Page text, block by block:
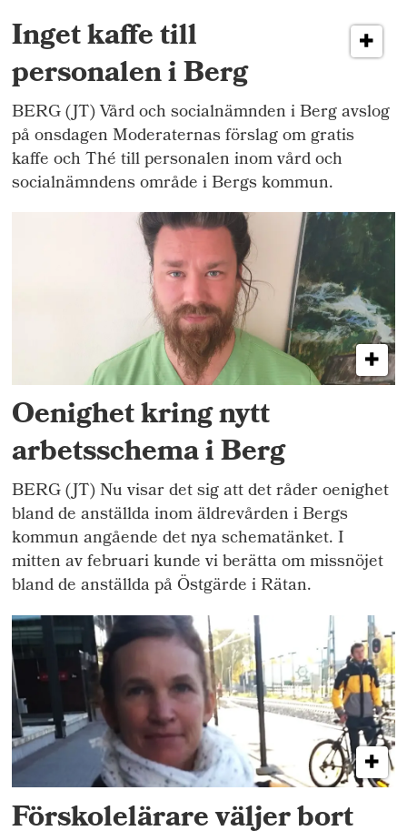
Inget kaffe till
personalen i Berg
BERG (JT) Vård och socialnämnden i Berg avslog
på onsdagen Moderaternas förslag om gratis
kaffe och Thé till personalen inom vård och
socialnämndens område i Bergs kommun.
Oenighet kring nytt
arbetsschema i Berg
BERG (JT) Nu visar det sig att det råder oenighet
bland de anställda inom äldrevården i Bergs
kommun angående det nya schematänket. I
mitten av februari kunde vi berätta om missnöjet
bland de anställda på Östgärde i Rätan.
Förskolelärare väljer bort